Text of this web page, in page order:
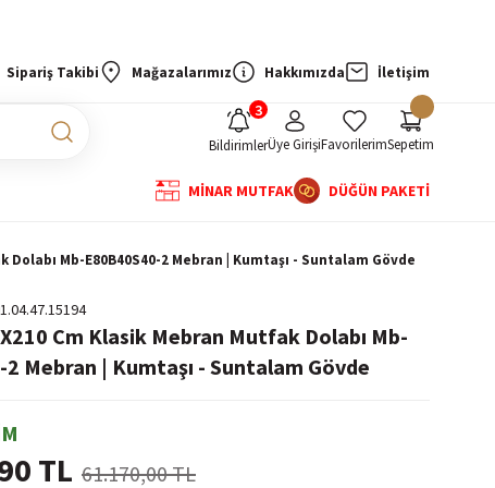
Sipariş Takibi Mağazalarımız Hakkımızda İletişim
BildirimlerÜye GirişiFavorilerimSepetim
MİNAR MUTFAK DÜĞÜN PAKETİ
Mb-E80B40S40-2 Mebran | Kumtaşı - Suntalam Gövde
Cm Klasik Mebran Mutfak Dolabı Mb-
2 Mebran | Kumtaşı - Suntalam Gövde
TL 61.170,00 TL